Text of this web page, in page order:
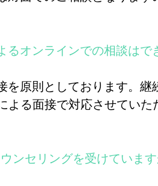
るオンラインでの相談はで
原則としております。継
よる面接で対応させていた
ンセリングを受けていま